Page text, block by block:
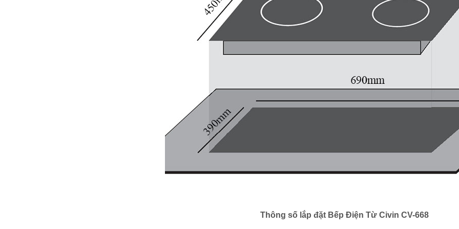
Thông số lắp đặt Bếp Điện Từ Civin CV-668